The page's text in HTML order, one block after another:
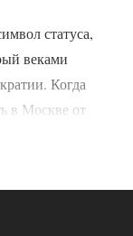
статуса,
веками
Когда
в Москве от
не